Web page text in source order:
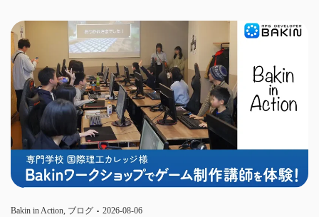
Bakin in Action, ブログ 2026-08-06